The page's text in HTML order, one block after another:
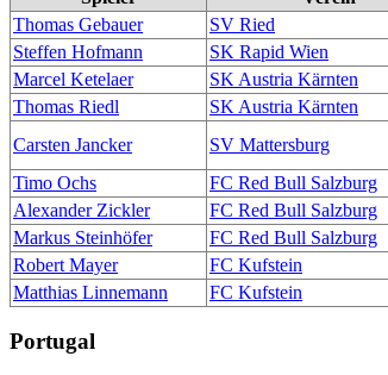
Thomas Gebauer
SV Ried
Steffen Hofmann
SK Rapid Wien
Marcel Ketelaer
SK Austria Kärnten
Thomas Riedl
SK Austria Kärnten
Carsten Jancker
SV Mattersburg
Timo Ochs
FC Red Bull Salzburg
Alexander Zickler
FC Red Bull Salzburg
Markus Steinhöfer
FC Red Bull Salzburg
Robert Mayer
FC Kufstein
Matthias Linnemann
FC Kufstein
Portugal